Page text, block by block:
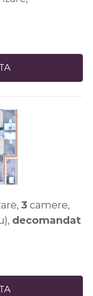
3 camere,
decomandat